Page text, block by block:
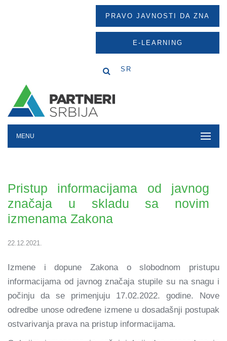
PRAVO JAVNOSTI DA ZNA
E-LEARNING
SR
MENU
Pristup informacijama od javnog
značaja u skladu sa novim
izmenama Zakona
22.12.2021.
Izmene i dopune Zakona o slobodnom pristupu
informacijama od javnog značaja stupile su na snagu i
počinju da se primenjuju 17.02.2022. godine. Nove
odredbe unose određene izmene u dosadašnji postupak
ostvarivanja prava na pristup informacijama.